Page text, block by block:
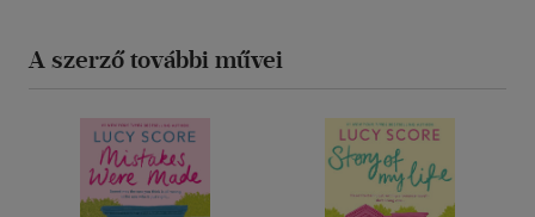
A szerző további művei